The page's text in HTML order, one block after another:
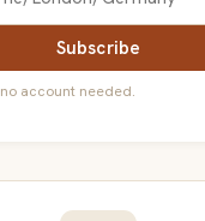
Subscribe
account needed.